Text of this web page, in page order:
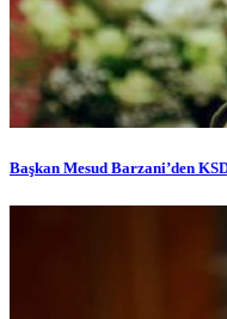
Başkan Mesud Barzani’den